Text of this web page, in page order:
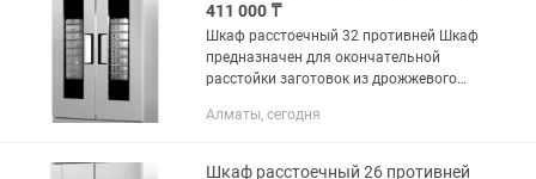
411 000 ₸
Шкаф расстоечный 32 противней Шкаф
предназначен для окончательной
расстойки заготовок из дрожжевого
противней. Оснащен одной дверцей и
Алматы, сегодня
Шкаф расстоечный 26 противней